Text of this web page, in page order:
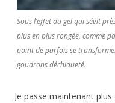
Sous l’effet du gel qui sévit
plus en plus rongée, comme
point de parfois se
goudrons déchiqueté.
Je passe maintenant